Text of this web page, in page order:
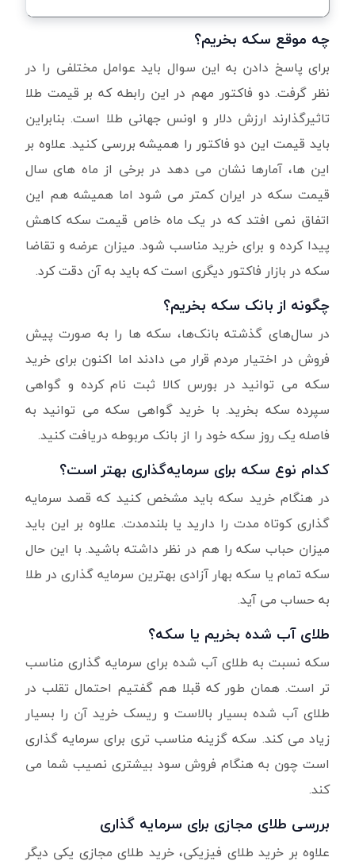
چه موقع سکه بخریم؟
برای پاسخ دادن به این سوال باید عوامل مختلفی را در
نظر گرفت. دو فاکتور مهم در این رابطه که بر قیمت طلا
تاثیرگذارند ارزش دلار و اونس جهانی طلا است. بنابراین
باید قیمت این دو فاکتور را همیشه بررسی کنید. علاوه بر
این ها، آمارها نشان می دهد در برخی از ماه های سال
قیمت سکه در ایران کمتر می شود اما همیشه هم این
اتفاق نمی افتد که در یک ماه خاص قیمت سکه کاهش
پیدا کرده و برای خرید مناسب شود. میزان عرضه و تقاضا
سکه در بازار فاکتور دیگری است که باید به آن دقت کرد.
چگونه از بانک سکه بخریم؟
در سال‌های گذشته بانک‌ها، سکه ها را به صورت پیش
فروش در اختیار مردم قرار می دادند اما اکنون برای خرید
سکه می توانید در بورس کالا ثبت نام کرده و گواهی
سپرده سکه بخرید. با خرید گواهی سکه می توانید به
فاصله یک روز سکه خود را از بانک مربوطه دریافت کنید.
کدام نوع سکه برای سرمایه‌گذاری بهتر است؟
در هنگام خرید سکه باید مشخص کنید که قصد سرمایه
گذاری کوتاه مدت را دارید یا بلندمدت. علاوه بر این باید
میزان حباب سکه را هم در نظر داشته باشید. با این حال
سکه تمام یا سکه بهار آزادی بهترین سرمایه گذاری در طلا
به حساب می آید.
طلای آب شده بخریم یا سکه؟
سکه نسبت به طلای آب شده برای سرمایه گذاری مناسب
تر است. همان طور که قبلا هم گفتیم احتمال تقلب در
طلای آب شده بسیار بالاست و ریسک خرید آن را بسیار
زیاد می کند. سکه گزینه مناسب تری برای سرمایه گذاری
است چون به هنگام فروش سود بیشتری نصیب شما می
کند.
بررسی طلای مجازی برای سرمایه گذاری
علاوه بر خرید طلای فیزیکی، خرید طلای مجازی یکی دیگر